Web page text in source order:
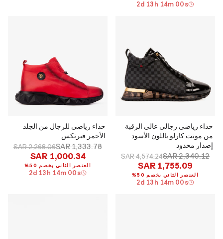
2d 13 h 13m 59 s
حذاء رياضي رجالي عالي الرقبة
من مونت كارلو باللون الأسود
إصدار محدود
SAR 2,340.12
SAR 4,574.24
SAR 1,755.09
العنصر الثاني بخصم 50%
2d 13 h 13m 59 s
حذاء رياضي للرجال من الجلد
الأحمر فيرتكس
SAR 1,333.78
SAR 2,268.06
SAR 1,000.34
العنصر الثاني بخصم 50%
2d 13 h 13m 59 s